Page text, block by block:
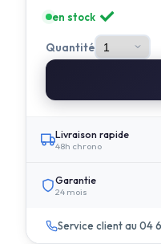
en stock
Quantité
Livraison rapide
48h chrono
Garantie
24 mois
Service client au 04